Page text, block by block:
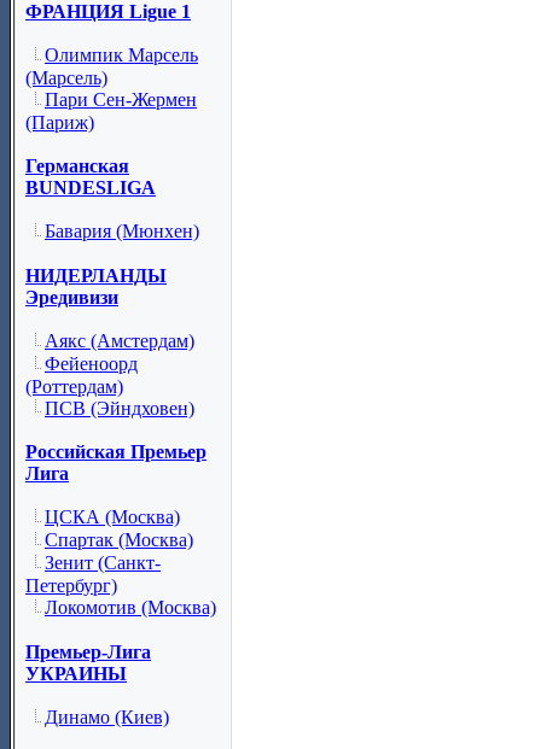
ФРАНЦИЯ Ligue 1
Олимпик Марсель
(Марсель)
Пари Сен-Жермен
(Париж)
Германская
BUNDESLIGA
Бавария (Мюнхен)
НИДЕРЛАНДЫ
Эредивизи
Аякс (Амстердам)
Фейеноорд
(Роттердам)
ПСВ (Эйндховен)
Российская Премьер
Лига
ЦСКА (Москва)
Спартак (Москва)
Зенит (Санкт-
Петербург)
Локомотив (Москва)
Премьер-Лига
УКРАИНЫ
Динамо (Киев)